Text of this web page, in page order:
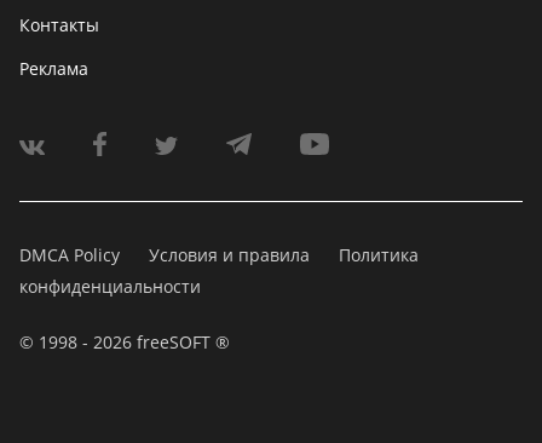
Контакты
Реклама
DMCA Policy Условия и правила
Политика
конфиденциальности
© 1998 - 2026 freeSOFT ®